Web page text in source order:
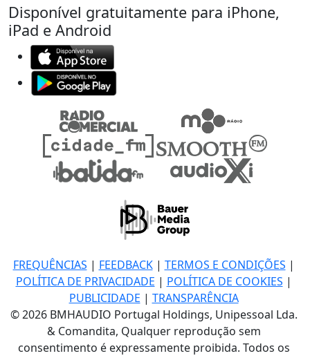
Disponível gratuitamente para iPhone,
iPad e Android
FREQUÊNCIAS | FEEDBACK| TERMOS E CONDIÇÕES |
POLÍTICA DE PRIVACIDADE | POLÍTICA DE COOKIES |
PUBLICIDADE | TRANSPARÊNCIA
© 2026 BMHAUDIO Portugal Holdings, Unipessoal Lda.
& Comandita, Qualquer reprodução sem
consentimento é expressamente proibida. Todos os